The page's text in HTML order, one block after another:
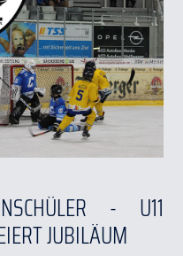
- U11
JUBILÄUM